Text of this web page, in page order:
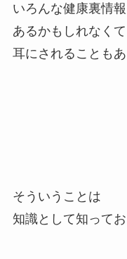
いろんな健康裏情報
あるかもしれなくて
耳にされることも
そういうことは
知識として知って